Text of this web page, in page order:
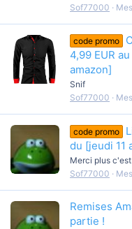
Sof77000
code promo
4,99 EUR
amazon]
Snif
Sof77000
code promo
du [jeudi 11
Merci plus
Sof77000
Remises
partie !